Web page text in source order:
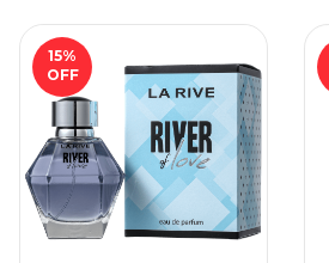
15%
OFF